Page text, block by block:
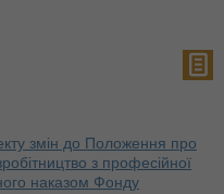
змін до Положення про
з професійної
наказом Фонду